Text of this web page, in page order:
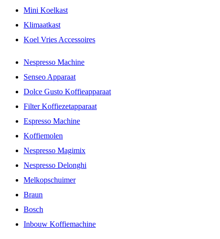
Mini Koelkast
Klimaatkast
Koel Vries Accessoires
Nespresso Machine
Senseo Apparaat
Dolce Gusto Koffieapparaat
Filter Koffiezetapparaat
Espresso Machine
Koffiemolen
Nespresso Magimix
Nespresso Delonghi
Melkopschuimer
Braun
Bosch
Inbouw Koffiemachine